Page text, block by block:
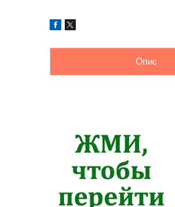
Опис